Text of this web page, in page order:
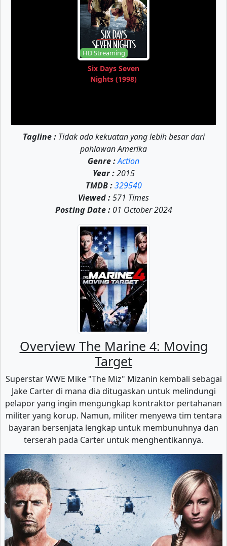
HD Streaming
Six Days Seven
Nights (1998)
Tagline :Tidak ada kekuatan yang lebih besar dari
pahlawan Amerika
Genre :Action
Year :2015
TMDB : 329540
Viewed :571 Times
Posting Date :01 October 2024
Overview The Marine 4: Moving
Target
Superstar WWE Mike "The Miz" Mizanin kembali sebagai
Jake Carter di mana dia ditugaskan untuk melindungi
pelapor yang ingin mengungkap kontraktor pertahanan
militer yang korup. Namun, militer menyewa tim tentara
bayaran bersenjata lengkap untuk membunuhnya dan
terserah pada Carter untuk menghentikannya.